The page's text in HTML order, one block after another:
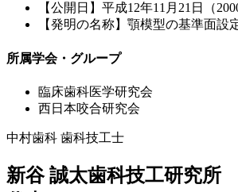
【公開日】平成12年11月21日（
【発明の名称】顎模型の基準面設
所属学会・グループ
臨床歯科医学研究会
西日本咬合研究会
中村歯科 歯科技工士
新谷 誠太歯科技工研究所